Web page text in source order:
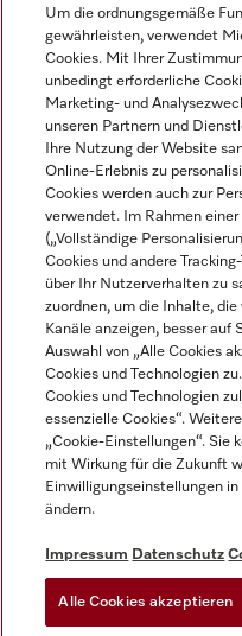
Sprache
DEUTSCH
Impressum
AGB
Datenschutz
Nutzungsbedingungen
Gesetzen über digitale
Cookie-Einstellungen
Miele auf Instagram
Miele auf Youtube
Um die ordnungsgemäße
gewährleisten, verwendet
Cookies. Mit Ihrer
unbedingt erforderliche
Marketing- und
unseren Partnern und
Ihre Nutzung der Website
Online-Erlebnis zu
Cookies werden auch zur
verwendet. Im Rahmen
(„Vollständige
Cookies und andere
über Ihr Nutzerverhalten zu
zuordnen, um die Inhalte,
Kanäle anzeigen, besser auf
Auswahl von „Alle Cookies
Cookies und Technologien
Cookies und Technologien
essenzielle Cookies“.
„Cookie-Einstellungen“. Sie
mit Wirkung für die Zukunft
Einwilligungseinstellungen
ändern.
Impressum Datenschutz
Alle Cookies akzeptieren